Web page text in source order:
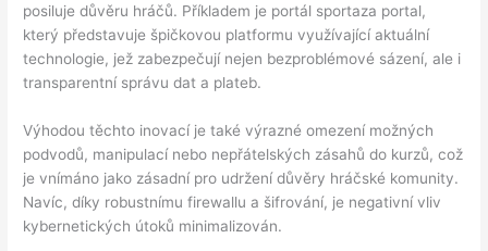
posiluje důvěru hráčů. Příkladem je portál sportaza portal,
který představuje špičkovou platformu využívající aktuální
technologie, jež zabezpečují nejen bezproblémové sázení, ale i
transparentní správu dat a plateb.
Výhodou těchto inovací je také výrazné omezení možných
podvodů, manipulací nebo nepřátelských zásahů do kurzů, což
je vnímáno jako zásadní pro udržení důvěry hráčské komunity.
Navíc, díky robustnímu firewallu a šifrování, je negativní vliv
kybernetických útoků minimalizován.